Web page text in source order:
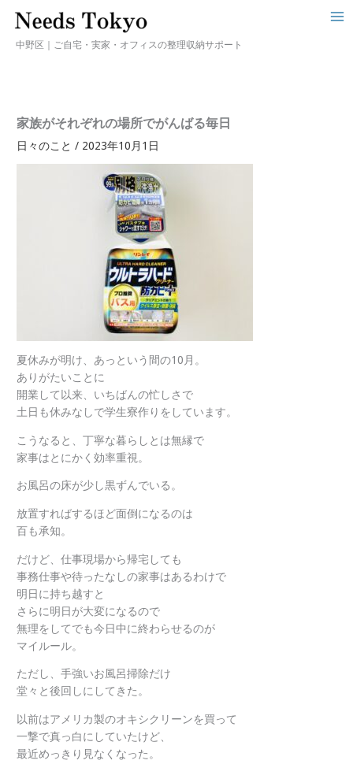
中野区｜ご自宅・実家・オフィスの整理収納サポート
家族がそれぞれの場所でがんばる毎日
日々のこと / 2023年10月1日
夏休みが明け、あっという間の10月。
ありがたいことに
開業して以来、いちばんの忙しさで
土日も休みなしで学生寮作りをしています。
こうなると、丁寧な暮らしとは無縁で
家事はとにかく効率重視。
お風呂の床が少し黒ずんでいる。
放置すればするほど面倒になるのは
百も承知。
だけど、仕事現場から帰宅しても
事務仕事や待ったなしの家事はあるわけで
明日に持ち越すと
さらに明日が大変になるので
無理をしてでも今日中に終わらせるのが
マイルール。
ただし、手強いお風呂掃除だけ
堂々と後回しにしてきた。
以前はアメリカ製のオキシクリーンを買って
一撃で真っ白にしていたけど、
最近めっきり見なくなった。